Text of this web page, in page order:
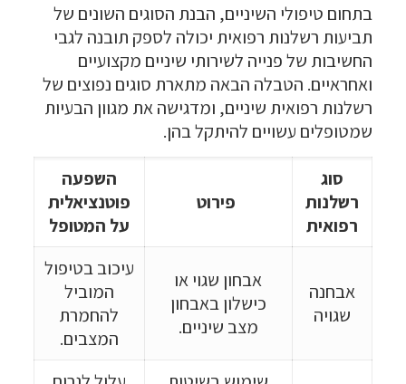
בתחום טיפולי השיניים, הבנת הסוגים השונים של
תביעות רשלנות רפואית יכולה לספק תובנה לגבי
החשיבות של פנייה לשירותי שיניים מקצועיים
ואחראיים. הטבלה הבאה מתארת סוגים נפוצים של
רשלנות רפואית שיניים, ומדגישה את מגוון הבעיות
שמטופלים עשויים להיתקל בהן.
סוג
רשלנות
רפואית
פירוט
השפעה
פוטנציאלית
על המטופל
אבחנה
שגויה
אבחון שגוי או
כישלון באבחון
מצב שיניים.
עיכוב בטיפול
המוביל
להחמרת
המצבים.